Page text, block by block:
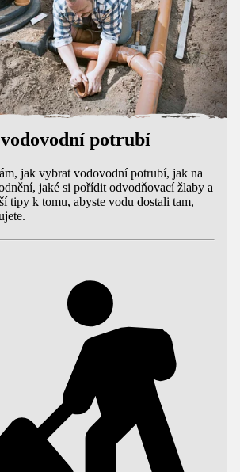
potrubí
jak vybrat vodovodní potrubí, jak na
jaké si pořídit odvodňovací žlaby a
tipy k tomu, abyste vodu dostali tam,